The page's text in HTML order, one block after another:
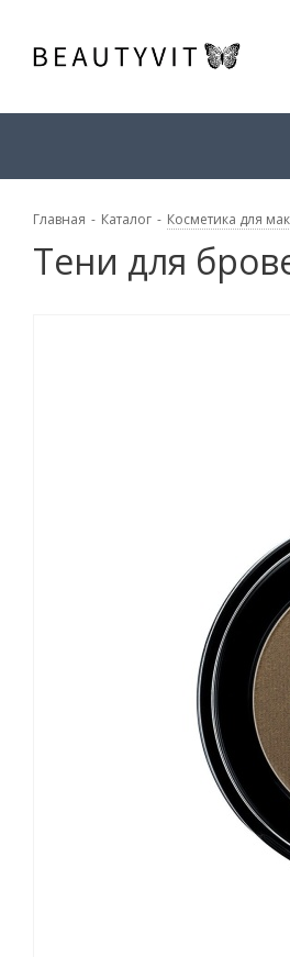
Главная - Каталог - Косметика для
Тени для